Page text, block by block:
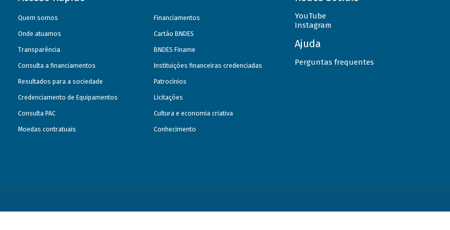
Quem somos
Onde atuamos
Transparência
Consulta a financiamentos
Resultados para a sociedade
Credenciamento de Equipamentos
Consulta PAC
Moedas contratuais
Financiamentos
Cartão BNDES
BNDES Finame
Instituições financeiras credenciadas
Patrocínios
Licitações
Cultura e economia criativa
Conhecimento
YouTube
Instagram
Ajuda
Perguntas frequentes